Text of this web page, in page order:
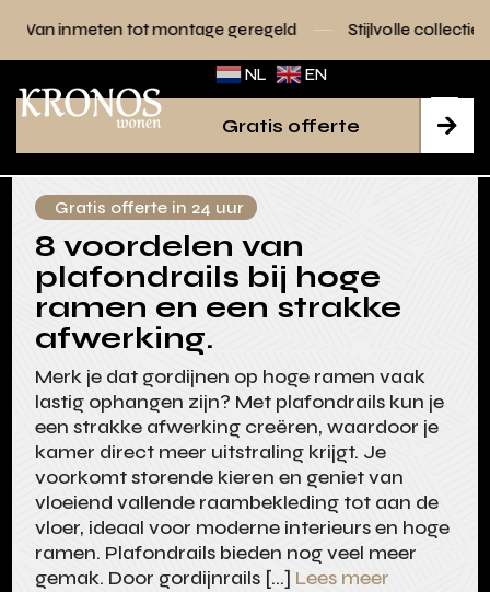
montage geregeld Stijlvolle collecties voor elk
NL EN

Gratis offerte
Gratis offerte in 24 uur
8 voordelen van
plafondrails bij hoge
ramen en een strakke
afwerking.
Merk je dat gordijnen op hoge ramen vaak
lastig ophangen zijn? Met plafondrails kun je
een strakke afwerking creëren, waardoor je
kamer direct meer uitstraling krijgt. Je
voorkomt storende kieren en geniet van
vloeiend vallende raambekleding tot aan de
vloer, ideaal voor moderne interieurs en hoge
ramen. Plafondrails bieden nog veel meer
gemak. Door gordijnrails […] Lees meer